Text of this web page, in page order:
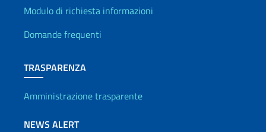
Info utili
Modulo di richiesta informazioni
Domande frequenti
TRASPARENZA
Amministrazione trasparente
NEWS ALERT